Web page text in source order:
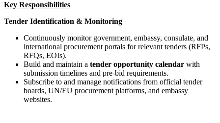
Key Responsibilities
Tender Identification & Monitoring
Continuously monitor government, embassy, consulate, and
international procurement portals for relevant tenders (RFPs,
RFQs, EOIs).
Build and maintain a tender opportunity calendar with
submission timelines and pre-bid requirements.
Subscribe to and manage notifications from official tender
boards, UN/EU procurement platforms, and embassy
websites.